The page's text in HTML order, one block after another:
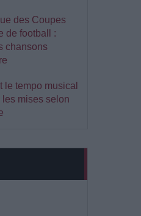
des Coupes
de football :
chansons
le tempo musical
les mises selon